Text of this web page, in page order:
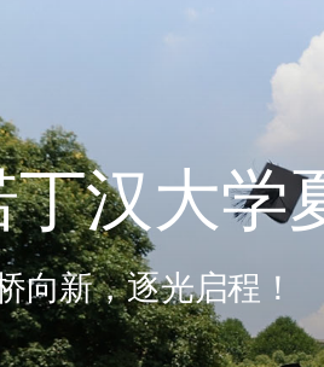
丁汉大学
向新，逐光启程！